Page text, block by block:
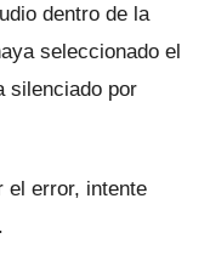
dentro de la
seleccionado el
silenciado por
el error, intente